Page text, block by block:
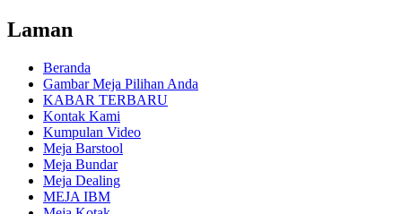
Laman
Beranda
Gambar Meja Pilihan Anda
KABAR TERBARU
Kontak Kami
Kumpulan Video
Meja Barstool
Meja Bundar
Meja Dealing
MEJA IBM